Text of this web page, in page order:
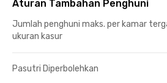
Aturan Tambahan Penghuni
Jumlah penghuni maks. per kamar
ukuran kasur
Pasutri Diperbolehkan